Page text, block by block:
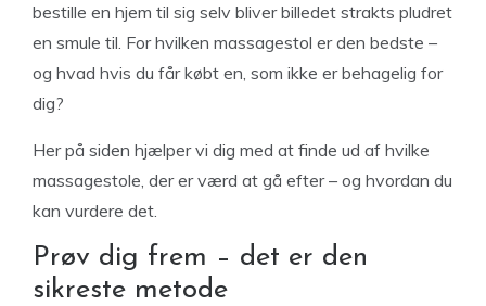
bestille en hjem til sig selv bliver billedet strakts pludret
en smule til. For hvilken massagestol er den bedste –
og hvad hvis du får købt en, som ikke er behagelig for
dig?
Her på siden hjælper vi dig med at finde ud af hvilke
massagestole, der er værd at gå efter – og hvordan du
kan vurdere det.
Prøv dig frem – det er den
sikreste metode